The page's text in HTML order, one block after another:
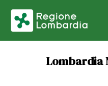
Lombardia